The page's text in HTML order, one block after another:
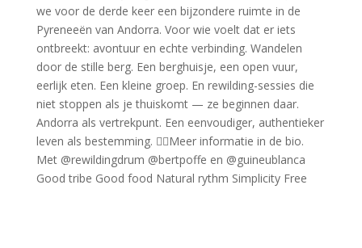
Good tribe Good food Natural rythm Simplicity Free